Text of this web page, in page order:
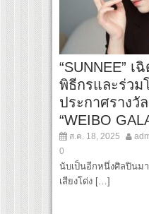
“SUNNEE”
พิธีกรและร่วม
ประกาศรางวั
“WEIBO
ส.ค. 18, 2025
0
นับเป็นอีกหนึ่งศิลปินม
เสียงโด่ง […]